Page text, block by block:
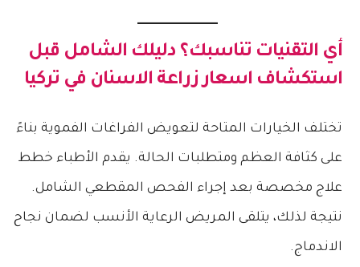
أي التقنيات تناسبك؟ دليلك الشامل قبل
استكشاف اسعار زراعة الاسنان في تركيا
تختلف الخيارات المتاحة لتعويض الفراغات الفموية بناءً
على كثافة العظم ومتطلبات الحالة. يقدم الأطباء خطط
علاج مخصصة بعد إجراء الفحص المقطعي الشامل.
نتيجة لذلك، يتلقى المريض الرعاية الأنسب لضمان نجاح
الاندماج.